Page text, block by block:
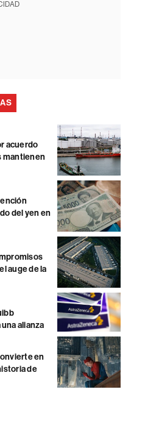
acuerdo
mantienen
del yen en
auge de la
alianza
en
de